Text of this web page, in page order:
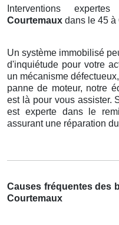
Interventions
Courtemaux dans le 45 à
Un système immobilisé
d'inquiétude pour votre
un mécanisme
panne de moteur, notre
est là pour vous assister.
est experte dans le
assurant une réparation
Causes fréquentes des
Courtemaux